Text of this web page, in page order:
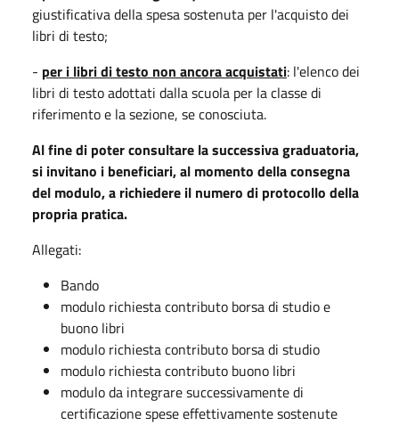
giustificativa della spesa sostenuta per l'acquisto dei
libri di testo;
- per i libri di testo non ancora acquistati: l'elenco dei
libri di testo adottati dalla scuola per la classe di
riferimento e la sezione, se conosciuta.
Al fine di poter consultare la successiva graduatoria,
si invitano i beneficiari, al momento della consegna
del modulo, a richiedere il numero di protocollo della
propria pratica.
Allegati:
Bando
modulo richiesta contributo borsa di studio e
buono libri
modulo richiesta contributo borsa di studio
modulo richiesta contributo buono libri
modulo da integrare successivamente di
certificazione spese effettivamente sostenute